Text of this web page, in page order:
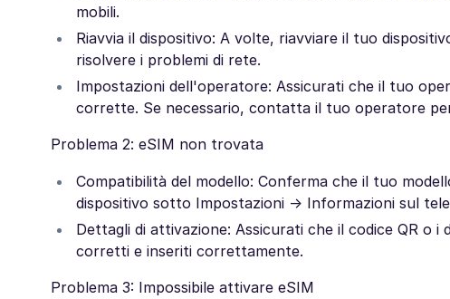
mobili.
Riavvia il dispositivo: A volte, riavviare il tuo
risolvere i problemi di rete.
Impostazioni dell'operatore: Assicurati che il tuo
corrette. Se necessario, contatta il tuo operatore
Problema 2: eSIM non trovata
Compatibilità del modello: Conferma che il tuo
dispositivo sotto Impostazioni → Informazioni sul
Dettagli di attivazione: Assicurati che il codice QR o
corretti e inseriti correttamente.
Problema 3: Impossibile attivare eSIM